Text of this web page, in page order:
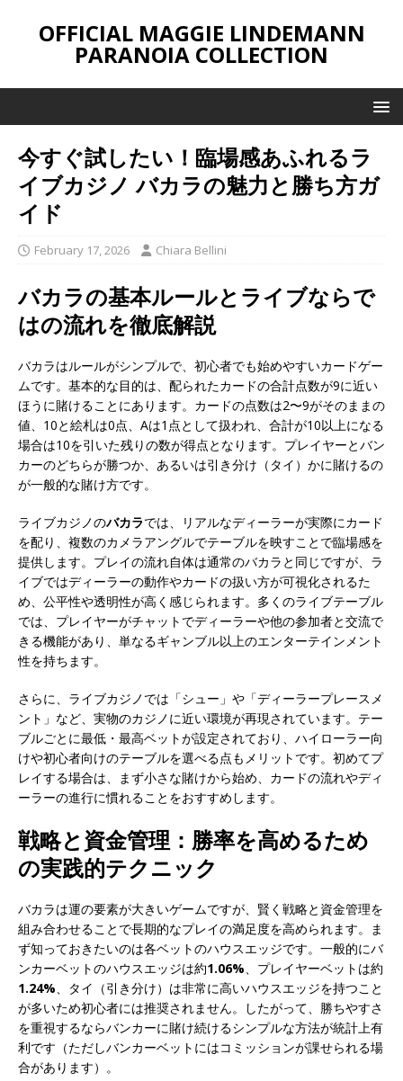
OFFICIAL MAGGIE LINDEMANN
PARANOIA COLLECTION
今すぐ試したい！臨場感あふれるラ
イブカジノ バカラの魅力と勝ち方ガ
イド
February 17, 2026 Chiara Bellini
バカラの基本ルールとライブならで
はの流れを徹底解説
バカラはルールがシンプルで、初心者でも始めやすいカードゲー
ムです。基本的な目的は、配られたカードの合計点数が9に近い
ほうに賭けることにあります。カードの点数は2〜9がそのままの
値、10と絵札は0点、Aは1点として扱われ、合計が10以上になる
場合は10を引いた残りの数が得点となります。プレイヤーとバン
カーのどちらが勝つか、あるいは引き分け（タイ）かに賭けるの
が一般的な賭け方です。
ライブカジノのバカラでは、リアルなディーラーが実際にカード
を配り、複数のカメラアングルでテーブルを映すことで臨場感を
提供します。プレイの流れ自体は通常のバカラと同じですが、ラ
イブではディーラーの動作やカードの扱い方が可視化されるた
め、公平性や透明性が高く感じられます。多くのライブテーブル
では、プレイヤーがチャットでディーラーや他の参加者と交流で
きる機能があり、単なるギャンブル以上のエンターテインメント
性を持ちます。
さらに、ライブカジノでは「シュー」や「ディーラープレースメ
ント」など、実物のカジノに近い環境が再現されています。テー
ブルごとに最低・最高ベットが設定されており、ハイローラー向
けや初心者向けのテーブルを選べる点もメリットです。初めてプ
レイする場合は、まず小さな賭けから始め、カードの流れやディ
ーラーの進行に慣れることをおすすめします。
戦略と資金管理：勝率を高めるため
の実践的テクニック
バカラは運の要素が大きいゲームですが、賢く戦略と資金管理を
組み合わせることで長期的なプレイの満足度を高められます。ま
ず知っておきたいのは各ベットのハウスエッジです。一般的にバ
ンカーベットのハウスエッジは約1.06%、プレイヤーベットは約
1.24%、タイ（引き分け）は非常に高いハウスエッジを持つこと
が多いため初心者には推奨されません。したがって、勝ちやすさ
を重視するならバンカーに賭け続けるシンプルな方法が統計上有
利です（ただしバンカーベットにはコミッションが課せられる場
合があります）。